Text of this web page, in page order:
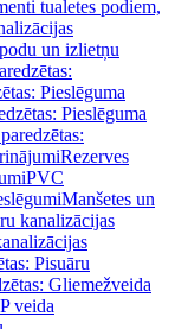
tualetes podiem,
un izlietņu
Pieslēguma
Pieslēguma
Rezerves
PVC
Manšetes un
kanalizācijas
Pisuāru
Gliemežveida
veida